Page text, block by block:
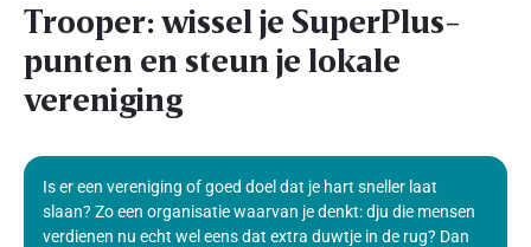
Trooper: wissel je SuperPlus-
punten en steun je lokale
vereniging
Is er een vereniging of goed doel dat je hart sneller laat
slaan? Zo een organisatie waarvan je denkt: dju die mensen
verdienen nu echt wel eens dat extra duwtje in de rug? Dan